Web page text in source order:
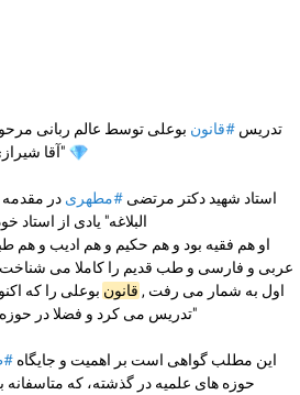
تدریس#قانون بوعلى توسط عالم ربانى
آقا شيرازى اصفهانى قدس الله سره"
استاد شهید دکتر مرتضی #مطهری در
البلاغه" يادى از استاد
عربى و فارسى و طب قديم را كاملا مى
اول به شمار مى رفت , قانون بوعلى را كه
تدريس مى كرد و فضلا در حوزه درسش شركت مى كردند"
این مطلب گواهی است بر اهمیت و جایگاه
حوزه های علمیه در گذشته، که